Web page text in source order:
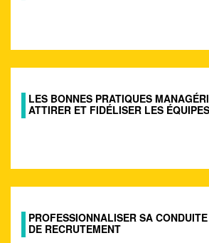
LES BONNES PRATIQUES
ATTIRER ET FIDÉLISER LES ÉQUIPES
PROFESSIONNALISER SA
DE RECRUTEMENT